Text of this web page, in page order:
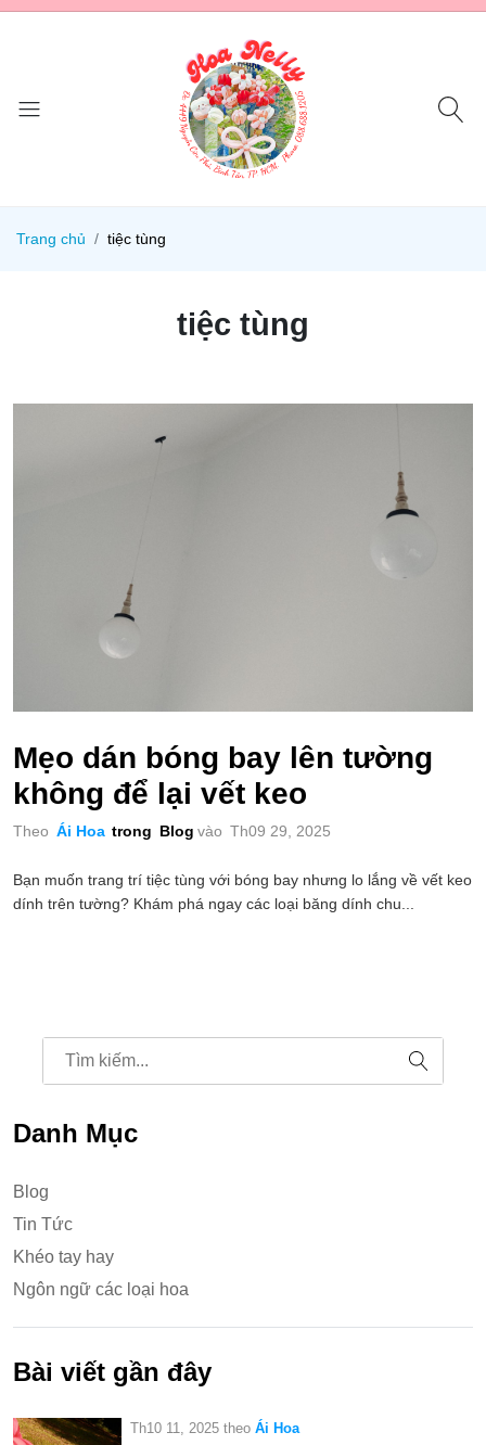
Trang chủ tiệc tùng
tiệc tùng
Mẹo dán bóng bay lên tường
không để lại vết keo
Theo Ái Hoa trong Blog vào Th09 29, 2025
Bạn muốn trang trí tiệc tùng với bóng bay nhưng lo lắng về vết keo
dính trên tường? Khám phá ngay các loại băng dính chu...
Danh Mục
Blog
Tin Tức
Khéo tay hay
Ngôn ngữ các loại hoa
Bài viết gần đây
Th10 11, 2025 theo Ái Hoa